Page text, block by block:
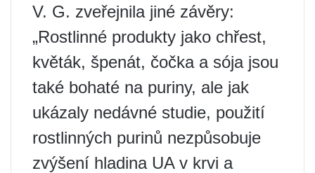
V. G. zveřejnila jiné závěry:
„Rostlinné produkty jako chřest,
květák, špenát, čočka a sója jsou
také bohaté na puriny, ale jak
ukázaly nedávné studie, použití
rostlinných purinů nezpůsobuje
zvýšení hladina UA v krvi a